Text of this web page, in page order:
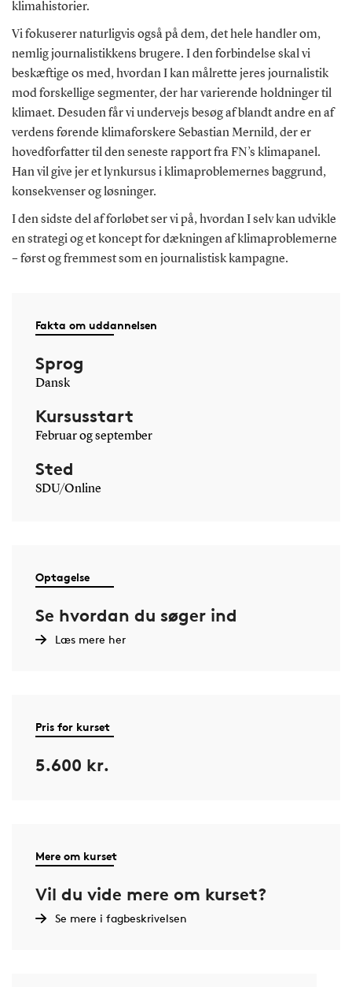
klimahistorier.
Vi fokuserer naturligvis også på dem, det hele handler om,
nemlig journalistikkens brugere. I den forbindelse skal vi
beskæftige os med, hvordan I kan målrette jeres journalistik
mod forskellige segmenter, der har varierende holdninger til
klimaet. Desuden får vi undervejs besøg af blandt andre en af
verdens førende klimaforskere Sebastian Mernild, der er
hovedforfatter til den seneste rapport fra FN’s klimapanel.
Han vil give jer et lynkursus i klimaproblemernes baggrund,
konsekvenser og løsninger.
I den sidste del af forløbet ser vi på, hvordan I selv kan udvikle
en strategi og et koncept for dækningen af klimaproblemerne
– først og fremmest som en journalistisk kampagne.
Fakta om uddannelsen
Sprog
Dansk
Kursusstart
Februar og september
Sted
SDU/Online
Optagelse
Se hvordan du søger ind
Læs mere her
Pris for kurset
5.600 kr.
Mere om kurset
Vil du vide mere om kurset?
Se mere i fagbeskrivelsen